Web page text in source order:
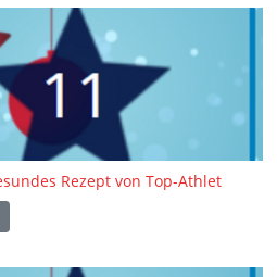
Rezept von Top-Athlet